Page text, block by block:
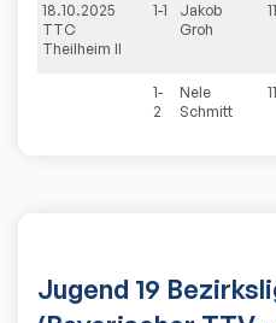
18.10.2025
TTC
Theilheim II
1-1
Jakob
Groh
1-
2
Nele
Schmitt
Jugend 19